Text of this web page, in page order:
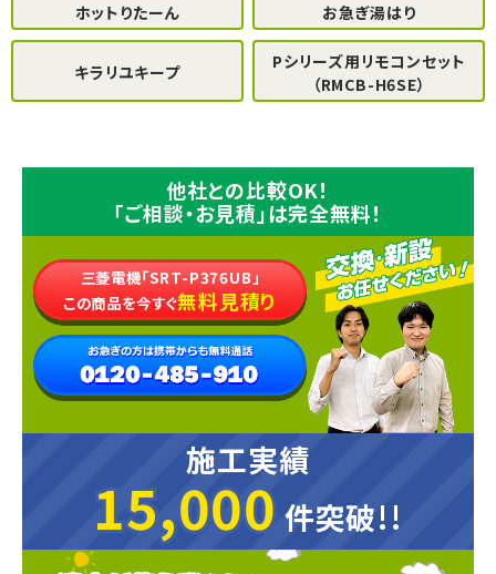
ホットりたーん お急ぎ湯はり
キラリユキープ
Pシリーズ用リモコンセット
（RMCB-H6SE）
他社との比較OK！
「ご相談・お見積」は完全無料！
三菱電機「SRT-P376UB」
この商品を今すぐ無料見積り
施工実績
15,000
15,000 件突破!!